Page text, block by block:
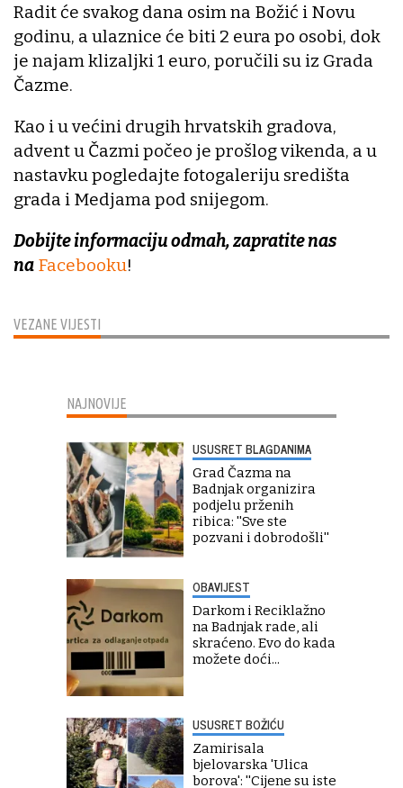
VEZANE VIJESTI
Radit će svakog dana osim na Božić i Novu
godinu, a ulaznice će biti 2 eura po osobi, dok
je najam klizaljki 1 euro, poručili su iz Grada
Čazme.
Kao i u većini drugih hrvatskih gradova,
advent u Čazmi počeo je prošlog vikenda, a u
nastavku pogledajte fotogaleriju središta
grada i Medjama pod snijegom.
Dobijte informaciju odmah, zapratite nas
na Facebooku!
NAJNOVIJE
USUSRET BLAGDANIMA
Grad Čazma na
Badnjak organizira
podjelu prženih
ribica: ''Sve ste
pozvani i dobrodošli''
OBAVIJEST
Darkom i Reciklažno
na Badnjak rade, ali
skraćeno. Evo do kada
možete doći...
USUSRET BOŽIĆU
Zamirisala
bjelovarska 'Ulica
borova': ''Cijene su iste